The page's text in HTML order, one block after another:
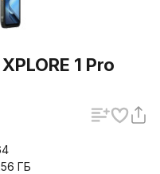
1 Pro
ГБ